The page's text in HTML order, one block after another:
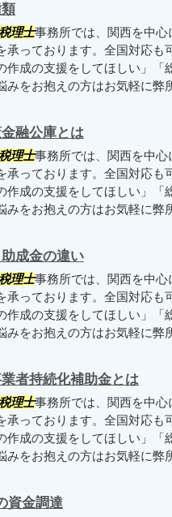
理士事務所では、関西を中心
承っております。全国対応
作成の支援をしてほしい」「
みをお抱えの方はお気軽に弊
融公庫とは
理士事務所では、関西を中心
承っております。全国対応
作成の支援をしてほしい」「
みをお抱えの方はお気軽に弊
成金の違い
理士事務所では、関西を中心
承っております。全国対応
作成の支援をしてほしい」「
みをお抱えの方はお気軽に弊
者持続化補助金とは
理士事務所では、関西を中心
承っております。全国対応
作成の支援をしてほしい」「
みをお抱えの方はお気軽に弊
資金調達